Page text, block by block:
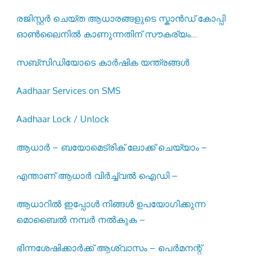
രജിസ്റ്റര്‍ ചെയ്ത ആധാരങ്ങളുടെ സ്കാന്‍ഡ് കോപ്പി
ഓണ്‍ലൈനില്‍ കാണുന്നതിന് സൗകര്യം
സബ്സിഡിയോടെ കാർഷിക യന്ത്രങ്ങൾ
Aadhaar Services on SMS
Aadhaar Lock / Unlock
ആധാർ – ബയോമെട്രിക് ലോക്ക് ചെയ്യാം –
എന്താണ് ആധാർ വിർച്ച്വൽ ഐഡി –
ആധാറിൽ ഇപ്പോൾ നിങ്ങൾ ഉപയോഗിക്കുന്ന
മൊബൈൽ നമ്പർ നൽകുക –
ഭിന്നശേഷിക്കാർക്ക് ആശ്വാസം – പെർമനന്റ്